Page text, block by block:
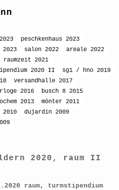
peschkenhaus 2023
salon 2022
areale 2022
raumzeit 2021
2020 II
sg1 / hno 2019
versandhalle 2017
2016
busch 8 2015
2013
mönter 2011
2010
dujardin 2009
2020, raum II
raum, turmstipendium